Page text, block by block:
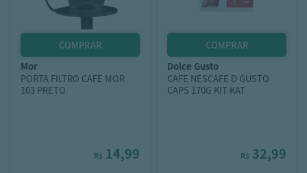
mor
PORTA FILTRO CAFE MOR
103 PRETO
R$ 14,99
dolce gusto
CAFE NESCAFE D GUSTO
CAPS 170G KIT KAT
R$ 32,99